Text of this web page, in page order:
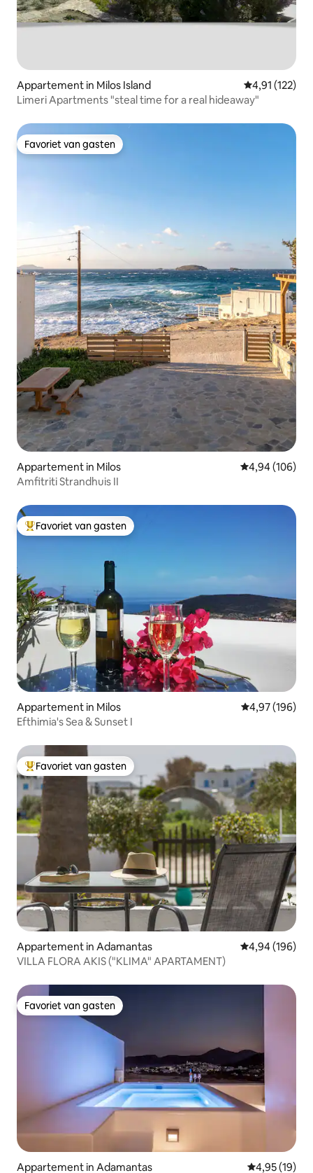
Appartement in Milos Island Gemiddelde
4,91 (122)
Limeri Apartments "steal time for a real hideaway"
Favoriet van gasten
Favoriet van gasten
Appartement in Milos Gemiddelde
4,94 (106)
Amfitriti Strandhuis II
Topfavoriet van gasten
Favoriet van gasten
Appartement in Milos Gemiddelde
4,97 (196)
Efthimia's Sea & Sunset I
Topfavoriet van gasten
Favoriet van gasten
Appartement in Adamantas Gemiddelde
4,94 (196)
VILLA FLORA AKIS ("KLIMA" APARTAMENT)
Favoriet van gasten
Favoriet van gasten
Appartement in Adamantas Gemiddelde
4,95 (19)